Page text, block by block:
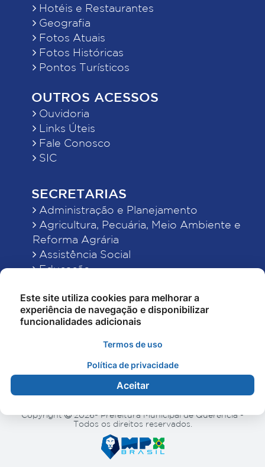
Hotéis e Restaurantes
Geografia
Fotos Atuais
Fotos Históricas
Pontos Turísticos
OUTROS ACESSOS
Ouvidoria
Links Úteis
Fale Conosco
SIC
SECRETARIAS
Administração e Planejamento
Agricultura, Pecuária, Meio Ambiente e
Reforma Agrária
Assistência Social
Educação
Finanças
Indústria, Comércio, Turismo, Ciência e
Tecnologia
Obras Públicas, Estradas e Rodagens
Saúde
Copyright
2026- Prefeitura Municipal de Querência -
Todos os direitos reservados.
Este site utiliza cookies para melhorar a
experiência de navegação e disponibilizar
funcionalidades adicionais
Termos de uso
Política de privacidade
Aceitar